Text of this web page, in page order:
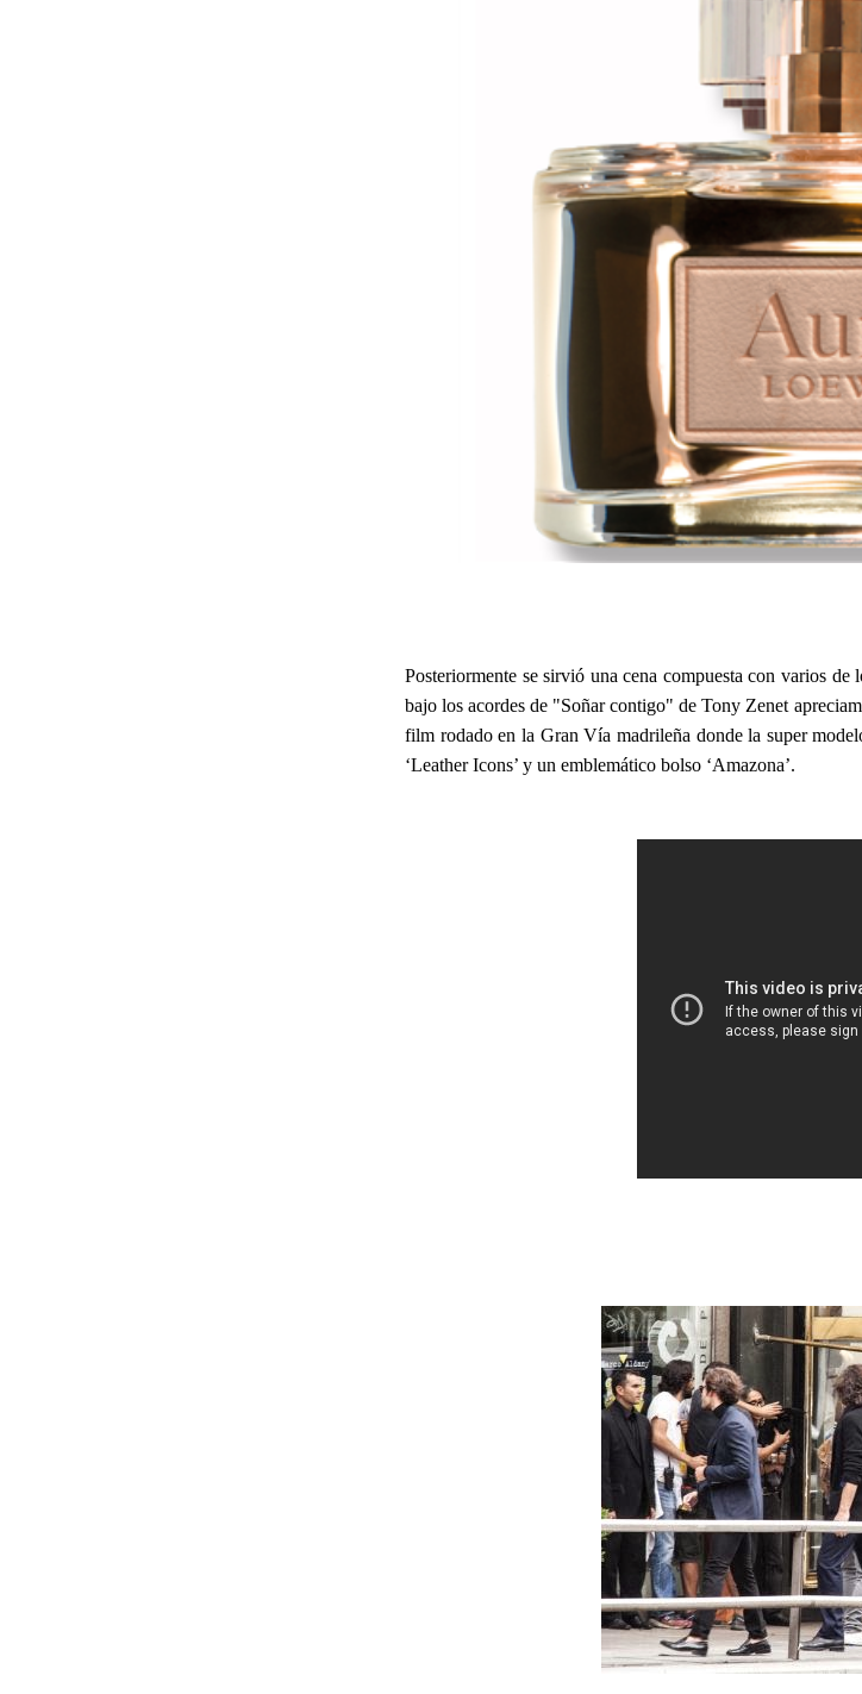
Posteriormente se sirvió una cena compuesta con varios
bajo los acordes de "Soñar contigo" de Tony Zenet
film rodado en la Gran Vía madrileña donde la super
‘Leather Icons’ y un emblemático bolso ‘Amazona’.